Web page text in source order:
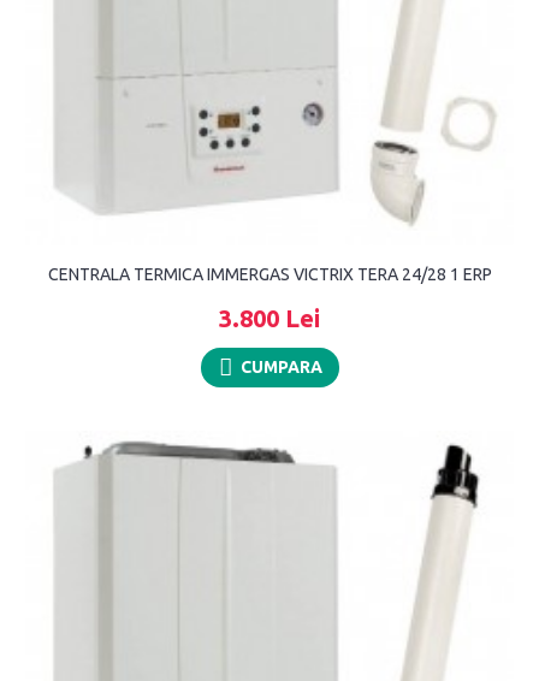
CENTRALA TERMICA IMMERGAS VICTRIX TERA 24/28 1 ERP
3.800 Lei
CUMPARA